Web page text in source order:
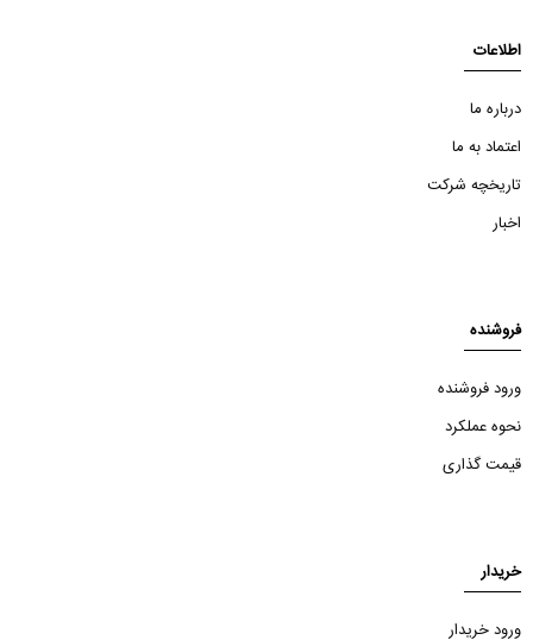
اطلاعات
درباره ما
اعتماد به ما
تاریخچه شرکت
اخبار
فروشنده
ورود فروشنده
نحوه عملکرد
قیمت گذاری
خریدار
ورود خریدار